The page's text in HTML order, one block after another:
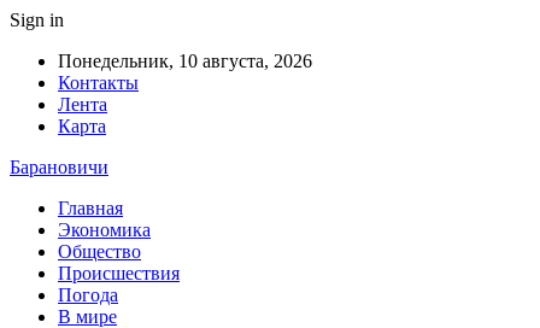
Sign in
Понедельник, 10 августа, 2026
Контакты
Лента
Карта
Барановичи
Главная
Экономика
Общество
Происшествия
Погода
В мире